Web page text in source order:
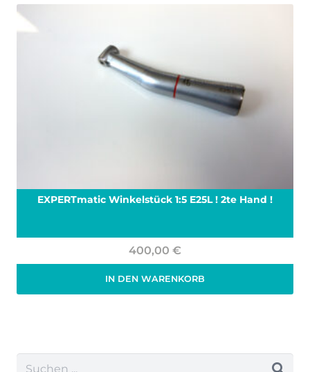
Aktionen
EXPERTmatic Winkelstück 1:5 E25L ! 2te Hand !
400,00 €
Zzgl. 19% MwSt.
IN DEN WARENKORB